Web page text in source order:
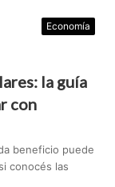
Economía
la guía
con
beneficio puede
conocés las